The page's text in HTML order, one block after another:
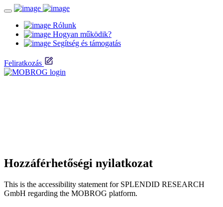
Rólunk
Hogyan működik?
Segítség és támogatás
Feliratkozás
Hozzáférhetőségi nyilatkozat
This is the accessibility statement for SPLENDID RESEARCH
GmbH regarding the MOBROG platform.